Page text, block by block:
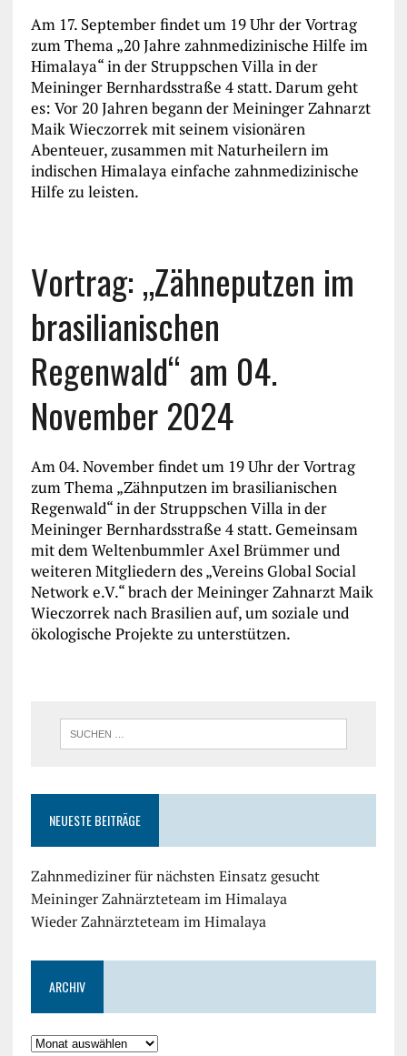
Am 17. September findet um 19 Uhr der Vortrag
zum Thema „20 Jahre zahnmedizinische Hilfe im
Himalaya“ in der Struppschen Villa in der
Meininger Bernhardsstraße 4 statt. Darum geht
es: Vor 20 Jahren begann der Meininger Zahnarzt
Maik Wieczorrek mit seinem visionären
Abenteuer, zusammen mit Naturheilern im
indischen Himalaya einfache zahnmedizinische
Hilfe zu leisten.
Vortrag: „Zähneputzen im
brasilianischen
Regenwald“ am 04.
November 2024
Am 04. November findet um 19 Uhr der Vortrag
zum Thema „Zähnputzen im brasilianischen
Regenwald“ in der Struppschen Villa in der
Meininger Bernhardsstraße 4 statt. Gemeinsam
mit dem Weltenbummler Axel Brümmer und
weiteren Mitgliedern des „Vereins Global Social
Network e.V.“ brach der Meininger Zahnarzt Maik
Wieczorrek nach Brasilien auf, um soziale und
ökologische Projekte zu unterstützen.
NEUESTE BEITRÄGE
Zahnmediziner für nächsten Einsatz gesucht
Meininger Zahnärzteteam im Himalaya
Wieder Zahnärzteteam im Himalaya
ARCHIV